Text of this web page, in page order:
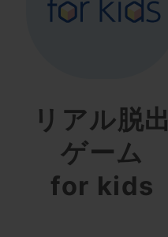
リアル脱出
ゲーム
for kids